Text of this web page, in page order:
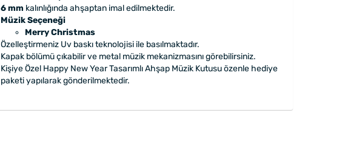
6 mm kalınlığında ahşaptan imal edilmektedir.
Müzik Seçeneği
Merry Christmas
Özelleştirmeniz Uv baskı teknolojisi ile basılmaktadır.
Kapak bölümü çıkabilir ve metal müzik mekanizmasını görebilirsiniz.
Kişiye Özel Happy New Year Tasarımlı Ahşap Müzik Kutusu özenle hediye
paketi yapılarak gönderilmektedir.